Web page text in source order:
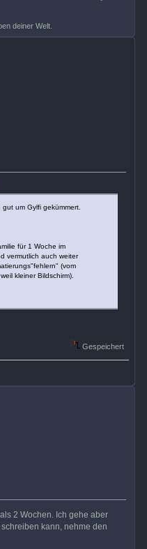
deiner Welt.
um Gylfi gekümmert.
für 1 Woche im
vermutlich auch weiter
(vom
kleiner Bildschirm).
Gespeichert
2 Wochen. Ich gehe aber
kann, nehme den